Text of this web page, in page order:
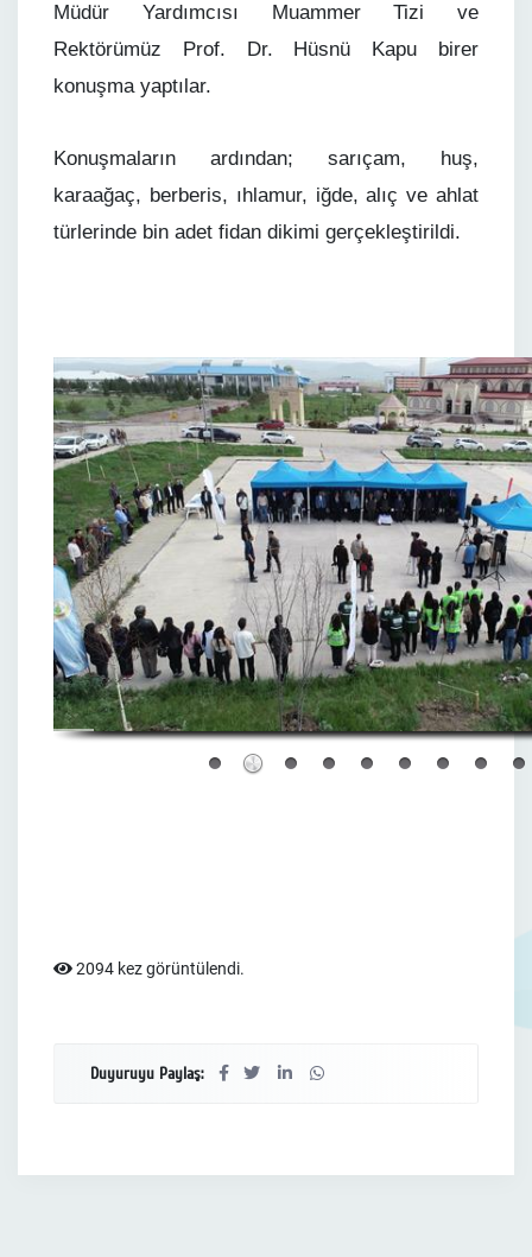
Müdür Yardımcısı Muammer Tizi ve
Rektörümüz Prof. Dr. Hüsnü Kapu birer
konuşma yaptılar.
Konuşmaların ardından; sarıçam, huş,
karaağaç, berberis, ıhlamur, iğde, alıç ve ahlat
türlerinde bin adet fidan dikimi gerçekleştirildi.
2094 kez görüntülendi.
Duyuruyu Paylaş: